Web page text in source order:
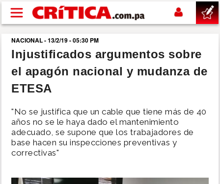
Pasar al contenido principal
buscar
SUCESOS
POLÍTICA
SHOW
DEPORTES
NACIONAL - 13/2/19 - 05:30 PM
Injustificados argumentos sobre
el apagón nacional y mudanza de
ETESA
"No se justifica que un cable que tiene más de 40
años no se le haya dado el mantenimiento
adecuado, se supone que los trabajadores de
base hacen su inspecciones preventivas y
correctivas"